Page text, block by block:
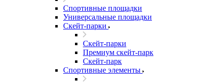
Спортивные площадки
Универсальные площадки
Скейт-парки
Скейт-парки
Премиум скейт-парк
Скейт-парк
Спортивные элементы